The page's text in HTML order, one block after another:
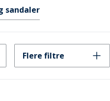
sandaler
Flere filtre